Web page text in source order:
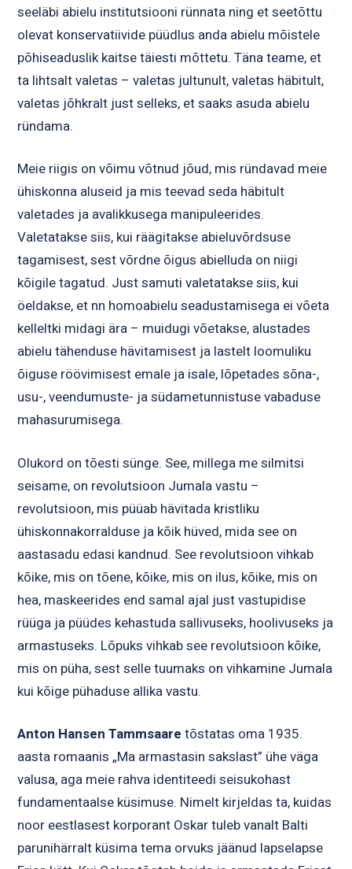
seeläbi abielu institutsiooni rünnata ning et seetõttu
olevat konservatiivide püüdlus anda abielu mõistele
põhiseaduslik kaitse täiesti mõttetu. Täna teame, et
ta lihtsalt valetas – valetas jultunult, valetas häbitult,
valetas jõhkralt just selleks, et saaks asuda abielu
ründama.
Meie riigis on võimu võtnud jõud, mis ründavad meie
ühiskonna aluseid ja mis teevad seda häbitult
valetades ja avalikkusega manipuleerides.
Valetatakse siis, kui räägitakse abieluvõrdsuse
tagamisest, sest võrdne õigus abielluda on niigi
kõigile tagatud. Just samuti valetatakse siis, kui
öeldakse, et nn homoabielu seadustamisega ei võeta
kelleltki midagi ära – muidugi võetakse, alustades
abielu tähenduse hävitamisest ja lastelt loomuliku
õiguse röövimisest emale ja isale, lõpetades sõna-,
usu-, veendumuste- ja südametunnistuse vabaduse
mahasurumisega.
Olukord on tõesti sünge. See, millega me silmitsi
seisame, on revolutsioon Jumala vastu –
revolutsioon, mis püüab hävitada kristliku
ühiskonnakorralduse ja kõik hüved, mida see on
aastasadu edasi kandnud. See revolutsioon vihkab
kõike, mis on tõene, kõike, mis on ilus, kõike, mis on
hea, maskeerides end samal ajal just vastupidise
rüüga ja püüdes kehastuda sallivuseks, hoolivuseks ja
armastuseks. Lõpuks vihkab see revolutsioon kõike,
mis on püha, sest selle tuumaks on vihkamine Jumala
kui kõige pühaduse allika vastu.
Anton Hansen Tammsaare tõstatas oma 1935.
aasta romaanis „Ma armastasin sakslast” ühe väga
valusa, aga meie rahva identiteedi seisukohast
fundamentaalse küsimuse. Nimelt kirjeldas ta, kuidas
noor eestlasest korporant Oskar tuleb vanalt Balti
parunihärralt küsima tema orvuks jäänud lapselapse